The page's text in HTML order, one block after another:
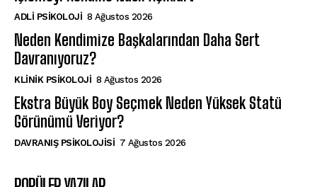
ADLI PSIKOLOJI 8 Ağustos 2026
Neden Kendimize Başkalarından Daha Sert
Davranıyoruz?
KLINIK PSIKOLOJI 8 Ağustos 2026
Ekstra Büyük Boy Seçmek Neden Yüksek Statü
Görünümü Veriyor?
DAVRANIŞ PSIKOLOJISI 7 Ağustos 2026